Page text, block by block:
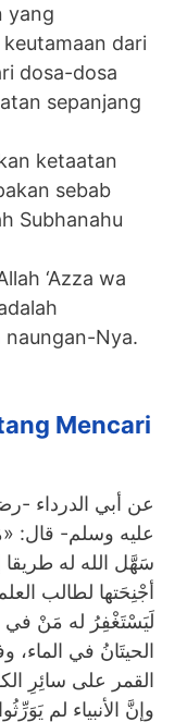
yang
dari
dosa-dosa
sepanjang
ketaatan
sebab
Subhanahu
‘Azza wa
naungan-Nya.
Mencari
عليه وسلم- قال:
سَهَّل الله له طريقا
أجْنِحَتها لطالب
لَيَسْتَغْفِرُ له مَنْ
الحيتَانُ في
القمر على سائِرِ
وإنَّ الأنبياء لم